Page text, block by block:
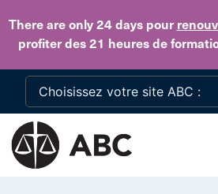
There are only 24 dayspour
profiter des 21 heures de